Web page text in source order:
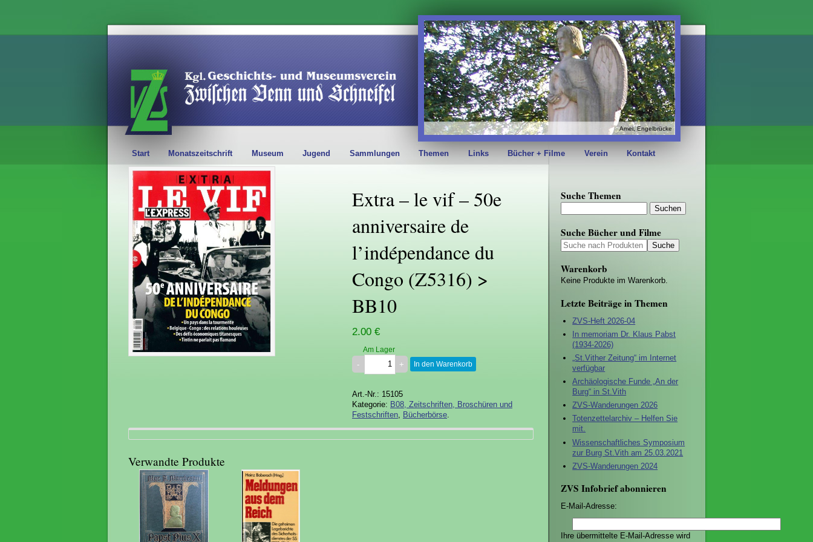
Amel, Engelbrücke
Start Monatszeitschrift Museum Jugend Sammlungen Themen Links Bücher + Filme Verein Kontakt
Extra – le vif – 50e
anniversaire de
l’indépendance du
Congo (Z5316) >
BB10
2.00 €
Am Lager
In den Warenkorb
Art.-Nr.: 15105
Kategorie: B08, Zeitschriften, Broschüren und
Festschriften Bücherbörse
Verwandte Produkte
Suche Themen
Suche Bücher und Filme
Warenkorb
Keine Produkte im Warenkorb.
Letzte Beiträge in Themen
ZVS-Heft 2026-04
In memoriam Dr. Klaus Pabst
(1934-2026)
„St.Vither Zeitung“ im Internet
verfügbar
Archäologische Funde „An der
Burg“ in St.Vith
ZVS-Wanderungen 2026
Totenzettelarchiv – Helfen Sie
mit.
Wissenschaftliches Symposium
zur Burg St.Vith am 25.03.2021
ZVS-Wanderungen 2024
ZVS Infobrief abonnieren
E-Mail-Adresse:
Ihre übermittelte E-Mail-Adresse wird